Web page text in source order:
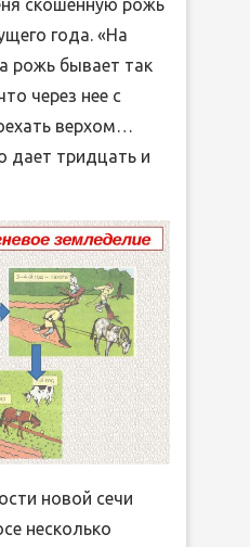
скошенную рожь
года. «На
рожь бывает так
через нее с
верхом…
дает тридцать и
новой сечи
несколько